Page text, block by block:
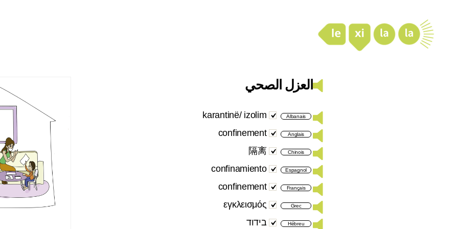
العزل الصحي
Albanais
karantinë/ izolim
Anglais
confinement
Chinois
隔离
Espagnol
confinamiento
Français
confinement
Grec
εγκλεισμός
Hébreu בידוד